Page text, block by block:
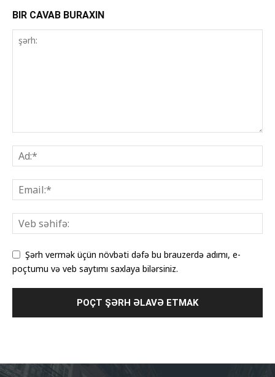
BIR CAVAB BURAXIN
Şərh vermək üçün növbəti dəfə bu brauzerdə adımı, e-
poçtumu və veb saytımı saxlaya bilərsiniz.